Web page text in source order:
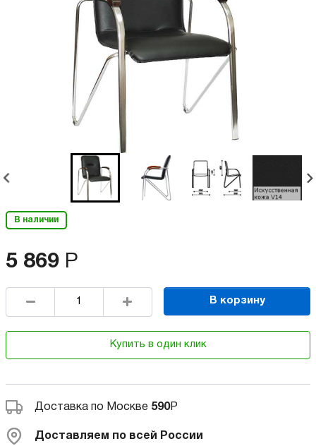
В наличии
5 869 Р
В корзину
Купить в один клик
Доставка по Москве 590Р
Доставляем по всей России